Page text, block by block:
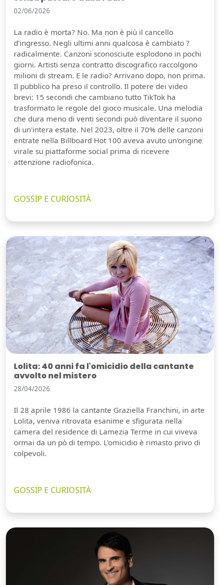
02/06/2026
La radio è morta? No. Ma non è più il cancello
d'ingresso. Negli ultimi anni qualcosa è cambiato ?
radicalmente. Canzoni sconosciute esplodono in pochi
giorni. Artisti senza contratto discografico raccolgono
milioni di stream. E le radio? Arrivano dopo, non prima.
Il pubblico ha preso il controllo. Il potere dei video
brevi: 15 secondi che cambiano tutto TikTok ha
trasformato le regole del gioco musicale. Una melodia
che dura meno di venti secondi può diventare il suono
di un'intera estate. Nel 2023, oltre il 70% delle canzoni
entrate nella Billboard Hot 100 aveva avuto un'origine
virale su piattaforme social prima di ricevere
attenzione radiofonica.
GOSSIP E CURIOSITÀ
Lolita: 40 anni fa l'omicidio della cantante
avvolto nel mistero
28/04/2026
Il 28 aprile 1986 la cantante Graziella Franchini, in arte
Lolita, veniva ritrovata esanime e sfigurata nella
camera del residence di Lamezia Terme in cui viveva
ormai da un pò di tempo. L'omicidio è rimasto privo di
colpevoli.
GOSSIP E CURIOSITÀ